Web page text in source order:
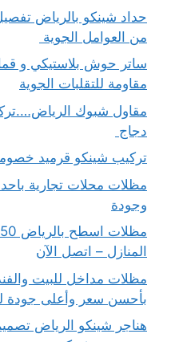
حداد شينكو بالرياض
من العوامل الجوية
ساتر حوش بلاستيكي و
مقاومة للتقلبات الجوية
مقاول شبوك
دجاج
تركيب شينكو قرميد
مظلات محلات تجارية
وجودة
المنازل – اتصل الآن
مظلات مداخل للبيت
بأحسن سعر وأعلى جودة
هناجر شينكو الرياض